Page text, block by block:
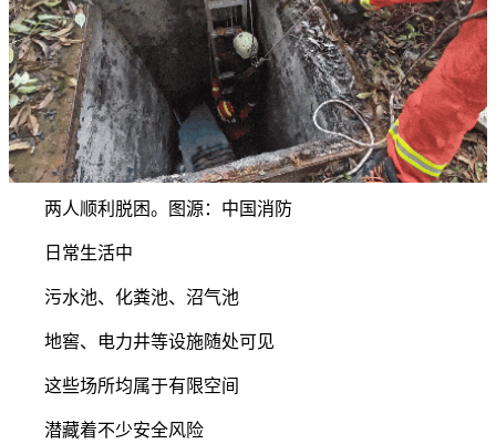
两人顺利脱困。图源：中国消防
日常生活中
污水池、化粪池、沼气池
地窖、电力井等设施随处可见
这些场所均属于有限空间
潜藏着不少安全风险